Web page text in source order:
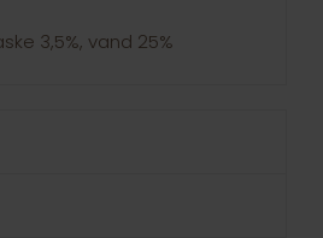
3,5%, vand 25%